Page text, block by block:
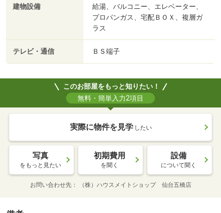
建物設備
給湯、バルコニー、エレベーター、
プロパンガス、宅配ＢＯＸ、複層ガ
ラス
テレビ・通信 ＢＳ端子
このお部屋をもっと知りたい！
無料・簡単入力2項目
実際に物件を見学 したい
写真
をもっと見たい
初期費用
を聞く
設備
について聞く
お問い合わせ先 （株）ハウスメイトショップ 仙台五橋店